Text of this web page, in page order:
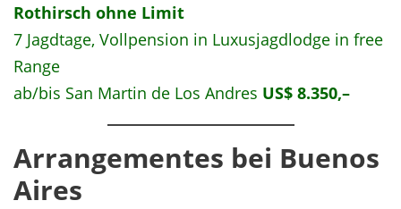
Rothirsch ohne Limit
7 Jagdtage, Vollpension in Luxusjagdlodge in free
Range
ab/bis San Martin de Los Andres US$ 8.350,–
Arrangementes bei Buenos
Aires